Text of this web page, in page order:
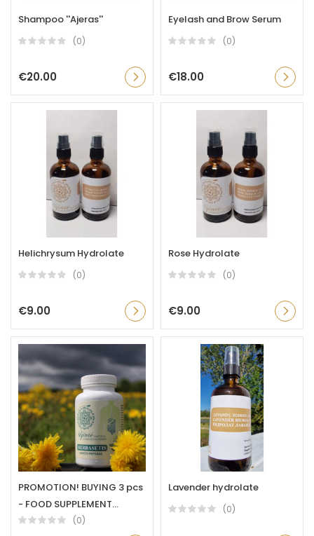
Shampoo ''Ajeras''
(0)
€20.00
Eyelash and Brow Serum
(0)
€18.00
Helichrysum Hydrolate
(0)
€9.00
Rose Hydrolate
(0)
€9.00
PROMOTION! BUYING 3 pcs
- FOOD SUPPLEMENT...
(0)
Lavender hydrolate
(0)